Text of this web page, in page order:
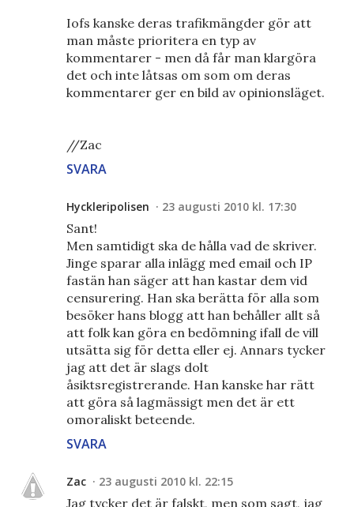
Iofs kanske deras trafikmängder gör att
man måste prioritera en typ av
kommentarer - men då får man klargöra
det och inte låtsas om som om deras
kommentarer ger en bild av opinionsläget.
//Zac
SVARA
Hyckleripolisen 23 augusti 2010 kl. 17:30
Sant!
Men samtidigt ska de hålla vad de skriver.
Jinge sparar alla inlägg med email och IP
fastän han säger att han kastar dem vid
censurering. Han ska berätta för alla som
besöker hans blogg att han behåller allt så
att folk kan göra en bedömning ifall de vill
utsätta sig för detta eller ej. Annars tycker
jag att det är slags dolt
åsiktsregistrerande. Han kanske har rätt
att göra så lagmässigt men det är ett
omoraliskt beteende.
SVARA
Zac 23 augusti 2010 kl. 22:15
Jag tycker det är falskt, men som sagt, jag